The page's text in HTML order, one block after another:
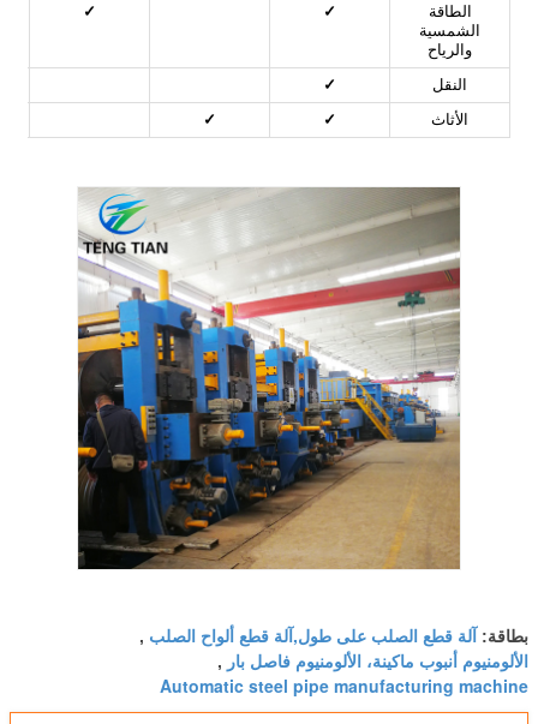
الطاقة
الشمسية
والرياح
✓
✓
النقل
✓
الأثاث
✓
✓
بطاقة: آلة قطع الصلب على طول,آلة قطع ألواح الصلب ,
الألومنيوم أنبوب ماكينة، الألومنيوم فاصل بار ,
Automatic steel pipe manufacturing machine